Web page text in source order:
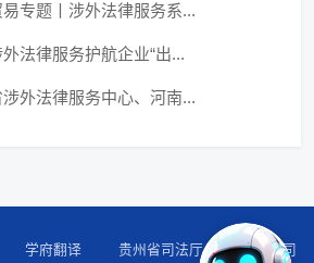
专题丨涉外法律服务系...
法律服务护航企业“出...
外法律服务中心、河南...
学府翻译 贵州省司法厅 广东省司